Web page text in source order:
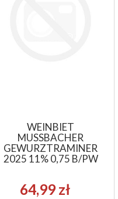
WEINBIET
MUSSBACHER
GEWURZTRAMINER
2025 11% 0,75 B/PW
64,99 zł